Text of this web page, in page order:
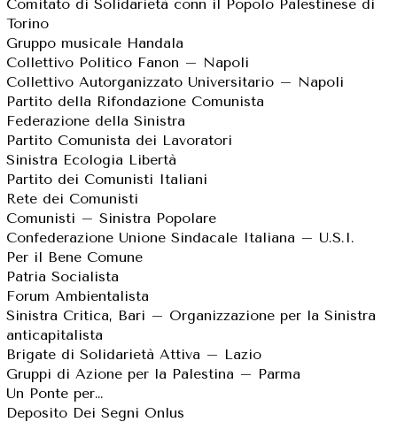
Comitato di Solidarietà conn il Popolo Palestinese di
Torino
Gruppo musicale Handala
Collettivo Politico Fanon – Napoli
Collettivo Autorganizzato Universitario – Napoli
Partito della Rifondazione Comunista
Federazione della Sinistra
Partito Comunista dei Lavoratori
Sinistra Ecologia Libertà
Partito dei Comunisti Italiani
Rete dei Comunisti
Comunisti – Sinistra Popolare
Confederazione Unione Sindacale Italiana – U.S.I.
Per il Bene Comune
Patria Socialista
Forum Ambientalista
Sinistra Critica, Bari – Organizzazione per la Sinistra
anticapitalista
Brigate di Solidarietà Attiva – Lazio
Gruppi di Azione per la Palestina – Parma
Un Ponte per…
Deposito Dei Segni Onlus